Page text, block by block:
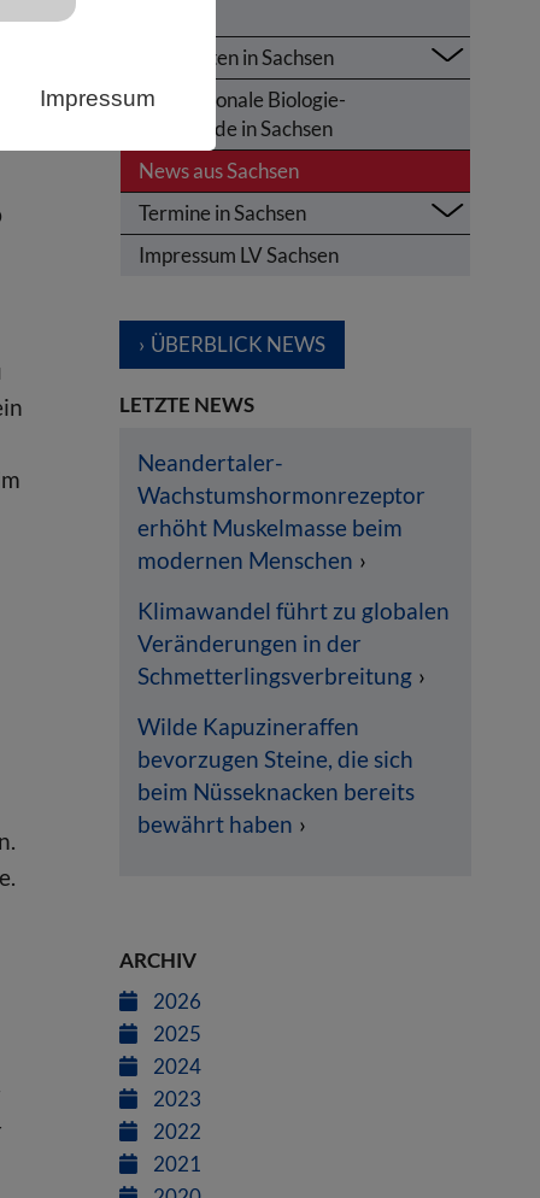
Impressum
Aktivitäten in Sachsen
Internationale Biologie-
Olympiade in Sachsen
News aus Sachsen
Termine in Sachsen
Impressum LV Sachsen
ÜBERBLICK NEWS
LETZTE NEWS
Neandertaler-
Wachstumshormonrezeptor
erhöht Muskelmasse beim
modernen Menschen
Klimawandel führt zu globalen
Veränderungen in der
Schmetterlingsverbreitung
Wilde Kapuzineraffen
bevorzugen Steine, die sich
beim Nüsseknacken bereits
bewährt haben
ARCHIV
2026
2025
2024
2023
2022
2021